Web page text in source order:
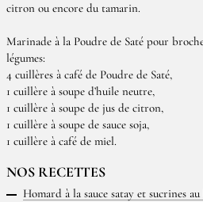
citron ou encore du tamarin.
Marinade à la Poudre de Saté pour
légumes:
4 cuillères à café de Poudre de Saté,
1 cuillère à soupe d’huile neutre,
1 cuillère à soupe de jus de citron,
1 cuillère à soupe de sauce soja,
1 cuillère à café de miel.
NOS RECETTES
Homard à la sauce satay et sucrines